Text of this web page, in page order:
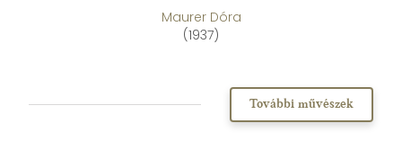
Maurer Dóra
(1937)
További művészek